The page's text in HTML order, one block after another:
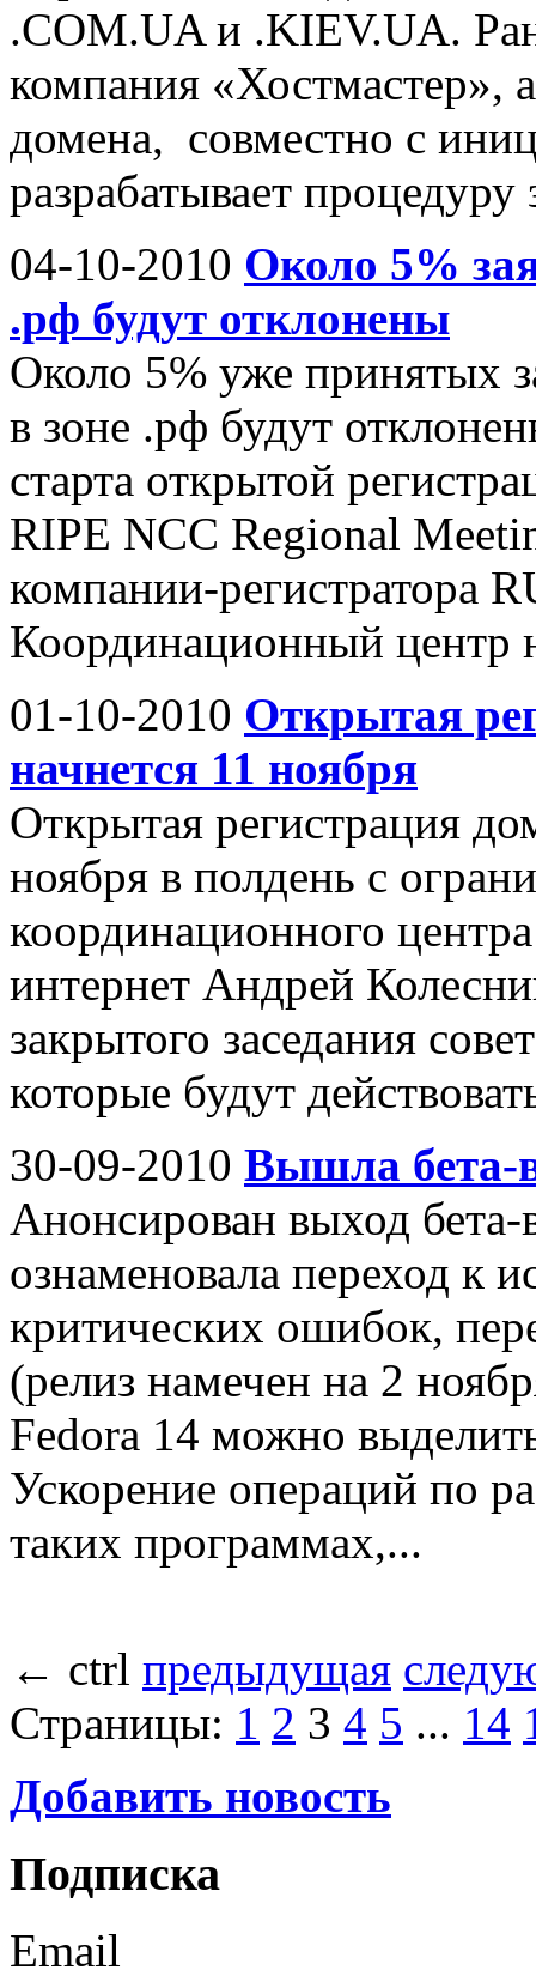
.COM.UA и .KIEV.UA.
компания «Хостмастер»,
домена, совместно с
разрабатывает
04-10-2010 Около 5%
.рф будут отклонены
Около 5% уже принятых
в зоне .рф будут
старта открытой
RIPE NCC Regional
компании-регистратора
Координационный центр
01-10-2010 Открытая
начнется 11 ноября
Открытая регистрация
ноября в полдень с
координационного
интернет Андрей
закрытого заседания
которые будут
30-09-2010 Вышла бета-
Анонсирован выход бета-
ознаменовала переход к
критических ошибок,
(релиз намечен на 2
Fedora 14 можно
Ускорение операций по
таких программах,...
← ctrl предыдущая
Страницы: 1 2 3 4 5 ... 14
Добавить новость
Подписка
Email